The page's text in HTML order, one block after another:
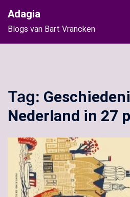
naar
de
inhoud
Adagia
Blogs van Bart Vrancken
Tag:
Nederland in 27